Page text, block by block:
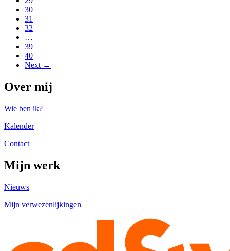
30
31
32
…
39
40
Next →
Over mij
Wie ben ik?
Kalender
Contact
Mijn werk
Nieuws
Mijn verwezenlijkingen